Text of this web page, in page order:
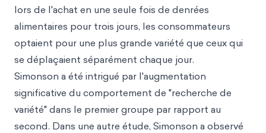
lors de l'achat en une seule fois de denrées
alimentaires pour trois jours, les consommateurs
optaient pour une plus grande variété que ceux qui
se déplaçaient séparément chaque jour.
Simonson a été intrigué par l'augmentation
significative du comportement de "recherche de
variété" dans le premier groupe par rapport au
second. Dans une autre étude, Simonson a observé